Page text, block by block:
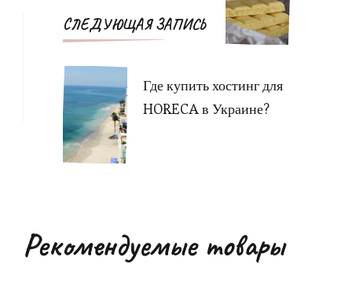
СЛЕДУЮЩАЯ ЗАПИСЬ
Где купить хостинг для
HORECA в Украине?
Рекомендуемые товары